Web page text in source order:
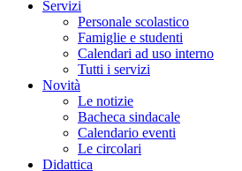
Servizi
Personale scolastico
Famiglie e studenti
Calendari ad uso interno
Tutti i servizi
Novità
Le notizie
Bacheca sindacale
Calendario eventi
Le circolari
Didattica